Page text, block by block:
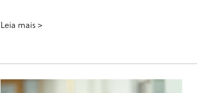
Leia mais